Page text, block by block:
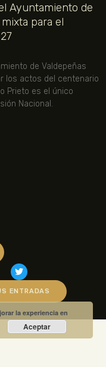
Ayuntamiento de
para el
de Valdepeñas
los actos del centenario
Prieto es el único
Nacional.
ENTRADAS
la experiencia en
Aceptar